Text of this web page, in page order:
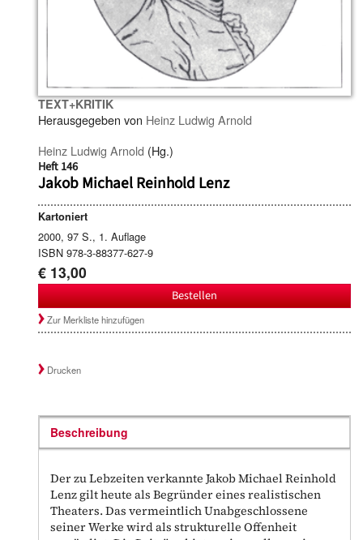
TEXT+KRITIK
Herausgegeben von Heinz Ludwig Arnold
Heinz Ludwig Arnold (Hg.)
Heft 146
Jakob Michael Reinhold Lenz
Kartoniert
2000, 97 S., 1. Auflage
ISBN 978-3-88377-627-9
€ 13,00
Bestellen
Zur Merkliste hinzufügen
Drucken
Beschreibung
Der zu Lebzeiten verkannte Jakob Michael Reinhold
Lenz gilt heute als Begründer eines realistischen
Theaters. Das vermeintlich Unabgeschlossene
seiner Werke wird als strukturelle Offenheit